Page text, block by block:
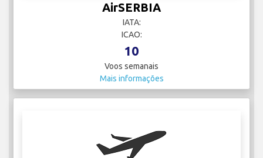
AirSERBIA
IATA:
ICAO:
10
Voos semanais
Mais informações